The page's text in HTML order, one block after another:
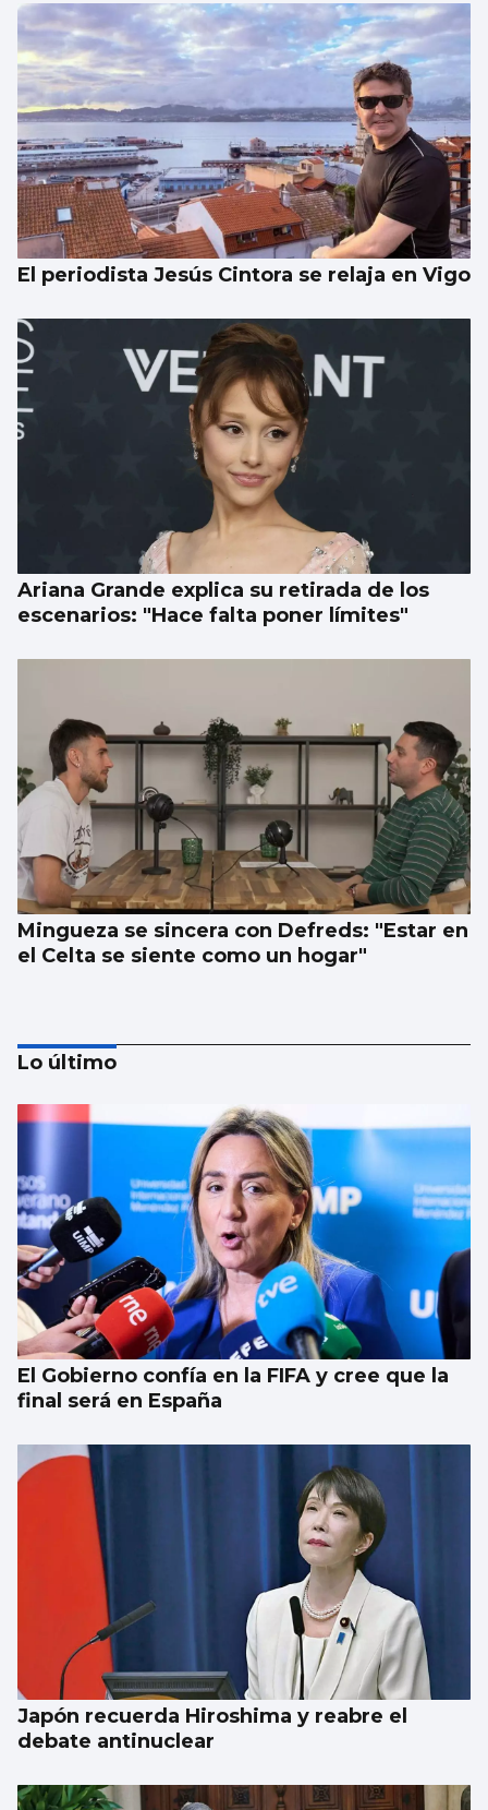
El periodista Jesús Cintora se relaja en Vigo
Ariana Grande explica su retirada de los
escenarios: "Hace falta poner límites"
Mingueza se sincera con Defreds: "Estar en
el Celta se siente como un hogar"
Borja Iglesias, Ana Peleteiro o Abel
Caballero, entre los favoritos de los
gallegos para compartir un viaje
Lo último
El Gobierno confía en la FIFA y cree que la
final será en España
Japón recuerda Hiroshima y reabre el
debate antinuclear